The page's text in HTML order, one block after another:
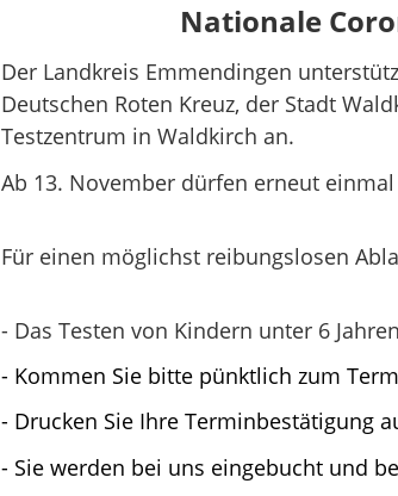
Nationale
Der Landkreis Emmendingen
Deutschen Roten Kreuz, der Stadt
Testzentrum in Waldkirch an.
Ab 13. November dürfen erneut
Für einen möglichst reibungslosen
- Das Testen von Kindern unter 6
- Kommen Sie bitte pünktlich zum
- Drucken Sie Ihre Terminbestätigung
- Sie werden bei uns eingebucht und